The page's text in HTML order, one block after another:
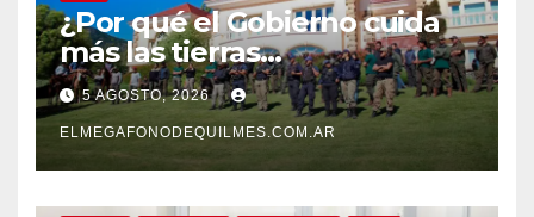
¿Por qué el Gobierno cuida
más las tierras
extranjerizadas que el
patrimonio de todos los
argentinos?
5 AGOSTO, 2026
ELMEGAFONODEQUILMES.COM.AR